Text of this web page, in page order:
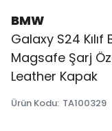
BMW
Galaxy S24 Kılıf
Magsafe Şarj
Leather Kapak
Ürün Kodu: TA100329